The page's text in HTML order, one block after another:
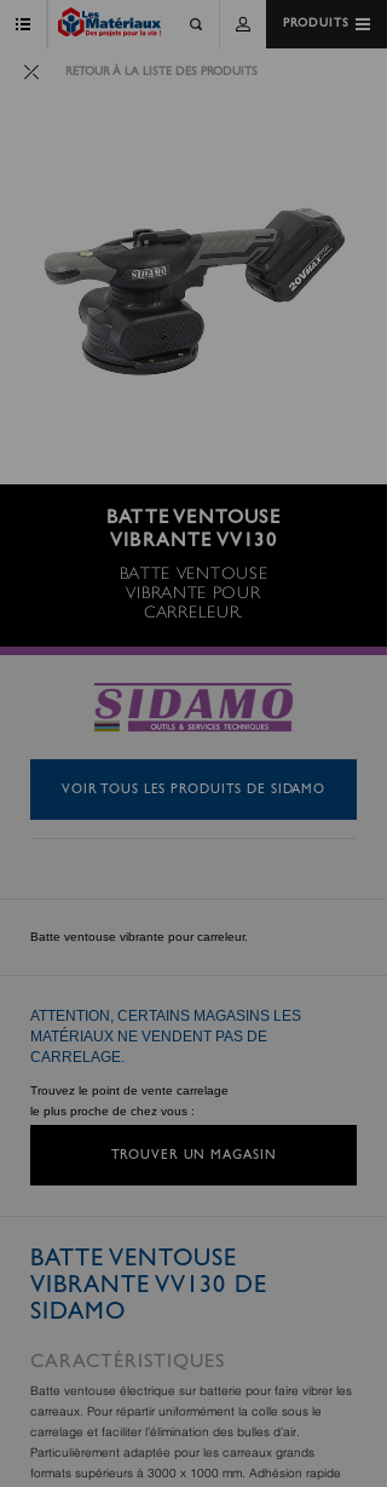
PRODUITS
RETOUR À LA LISTE DES PRODUITS
BATTE VENTOUSE
VIBRANTE VV130
BATTE VENTOUSE
VIBRANTE POUR
CARRELEUR.
VOIR TOUS LES PRODUITS DE SIDAMO
Batte ventouse vibrante pour carreleur.
ATTENTION, CERTAINS MAGASINS LES
MATÉRIAUX NE VENDENT PAS DE
CARRELAGE.
Trouvez le point de vente carrelage
le plus proche de chez vous :
TROUVER UN MAGASIN
BATTE VENTOUSE
VIBRANTE VV130 DE
SIDAMO
CARACTÉRISTIQUES
Batte ventouse électrique sur batterie pour faire vibrer les
carreaux. Pour répartir uniformément la colle sous le
carrelage et faciliter l’élimination des bulles d’air.
Particulièrement adaptée pour les carreaux grands
formats supérieurs à 3000 x 1000 mm. Adhésion rapide